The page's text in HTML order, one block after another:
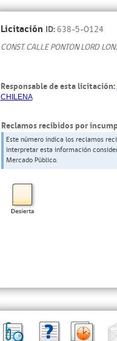
Licitación ID:638-5-O124
CONST. CALLE PONTON LORD
Responsable de esta licitación:
CHILENA
Reclamos recibidos por
Este número indica los reclamos
interpretar esta información
Mercado Público.